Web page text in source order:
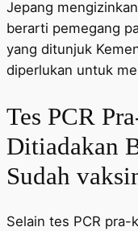
Jepang
berarti pemegang
yang ditunjuk
diperlukan untuk
Tes PCR
Ditiadakan
Sudah
Selain tes PCR pra-